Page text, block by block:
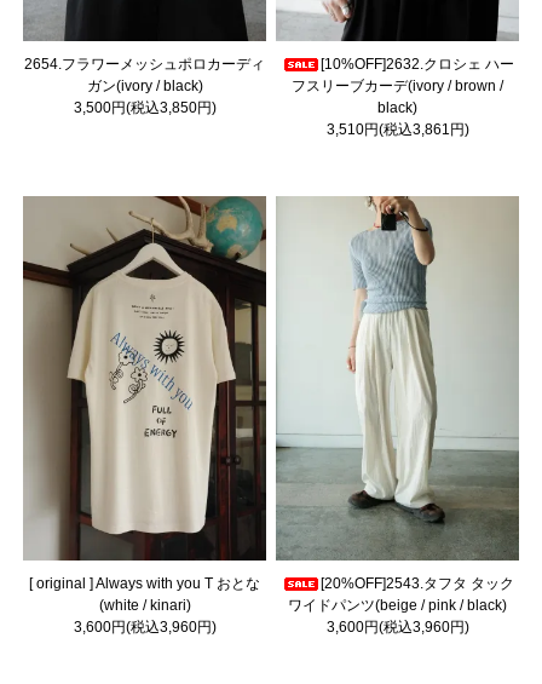
2654.フラワーメッシュポロカーディ
ガン(ivory / black)
3,500円(税込3,850円)
[10%OFF]2632.クロシェ ハー
フスリーブカーデ(ivory / brown /
black)
3,510円(税込3,861円)
[ original ] Always with you T おとな
(white / kinari)
3,600円(税込3,960円)
[20%OFF]2543.タフタ タック
ワイドパンツ(beige / pink / black)
3,600円(税込3,960円)